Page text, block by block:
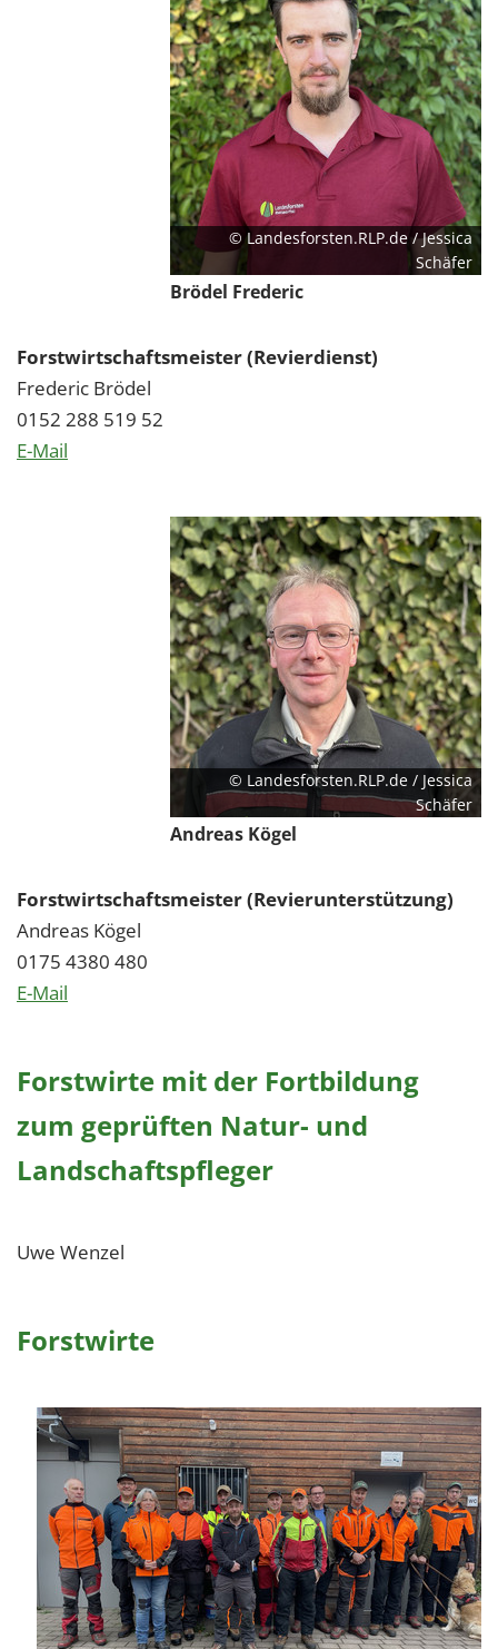
© Landesforsten.RLP.de / Jessica
Schäfer
Brödel Frederic
Forstwirtschaftsmeister (Revierdienst)
Frederic Brödel
0152 288 519 52
E-Mail
© Landesforsten.RLP.de / Jessica
Schäfer
Andreas Kögel
Forstwirtschaftsmeister (Revierunterstützung)
Andreas Kögel
0175 4380 480
E-Mail
Forstwirte mit der Fortbildung
zum geprüften Natur- und
Landschaftspfleger
Uwe Wenzel
Forstwirte